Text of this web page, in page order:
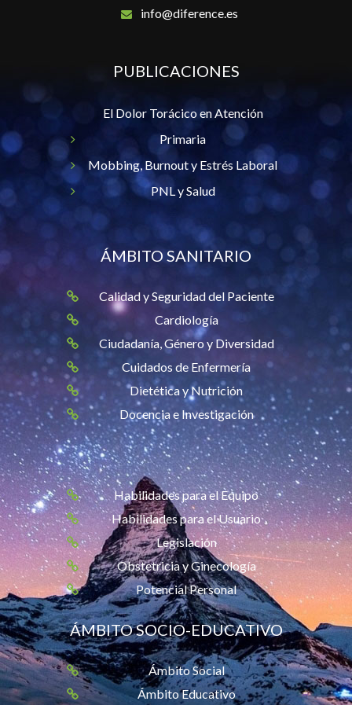
info@diference.es
PUBLICACIONES
El Dolor Torácico en Atención
Primaria
Mobbing, Burnout y Estrés Laboral
PNL y Salud
ÁMBITO SANITARIO
Calidad y Seguridad del Paciente
Cardiología
Ciudadanía, Género y Diversidad
Cuidados de Enfermería
Dietética y Nutrición
Docencia e Investigación
Habilidades para el Equipo
Habilidades para el Usuario
Legislación
Obstetricia y Ginecología
Potencial Personal
ÁMBITO SOCIO-EDUCATIVO
Ámbito Social
Ámbito Educativo